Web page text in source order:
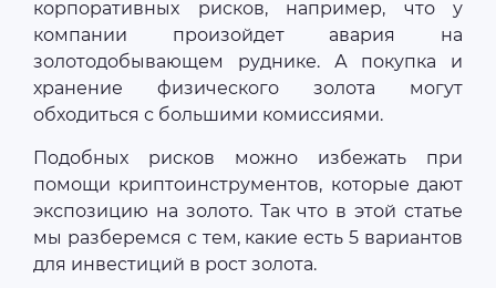
корпоративных рисков, например, что у
компании произойдет авария на
золотодобывающем руднике. А покупка и
хранение физического золота могут
обходиться с большими комиссиями.
Подобных рисков можно избежать при
помощи криптоинструментов, которые дают
экспозицию на золото. Так что в этой статье
мы разберемся с тем, какие есть 5 вариантов
для инвестиций в рост золота.